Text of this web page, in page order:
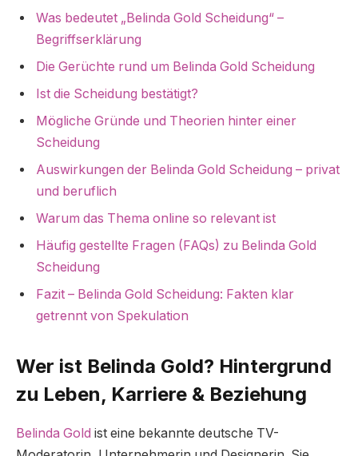
Was bedeutet „Belinda Gold Scheidung“ –
Begriffserklärung
Die Gerüchte rund um Belinda Gold Scheidung
Ist die Scheidung bestätigt?
Mögliche Gründe und Theorien hinter einer
Scheidung
Auswirkungen der Belinda Gold Scheidung – privat
und beruflich
Warum das Thema online so relevant ist
Häufig gestellte Fragen (FAQs) zu Belinda Gold
Scheidung
Fazit – Belinda Gold Scheidung: Fakten klar
getrennt von Spekulation
Wer ist Belinda Gold? Hintergrund
zu Leben, Karriere & Beziehung
Belinda Gold ist eine bekannte deutsche TV-